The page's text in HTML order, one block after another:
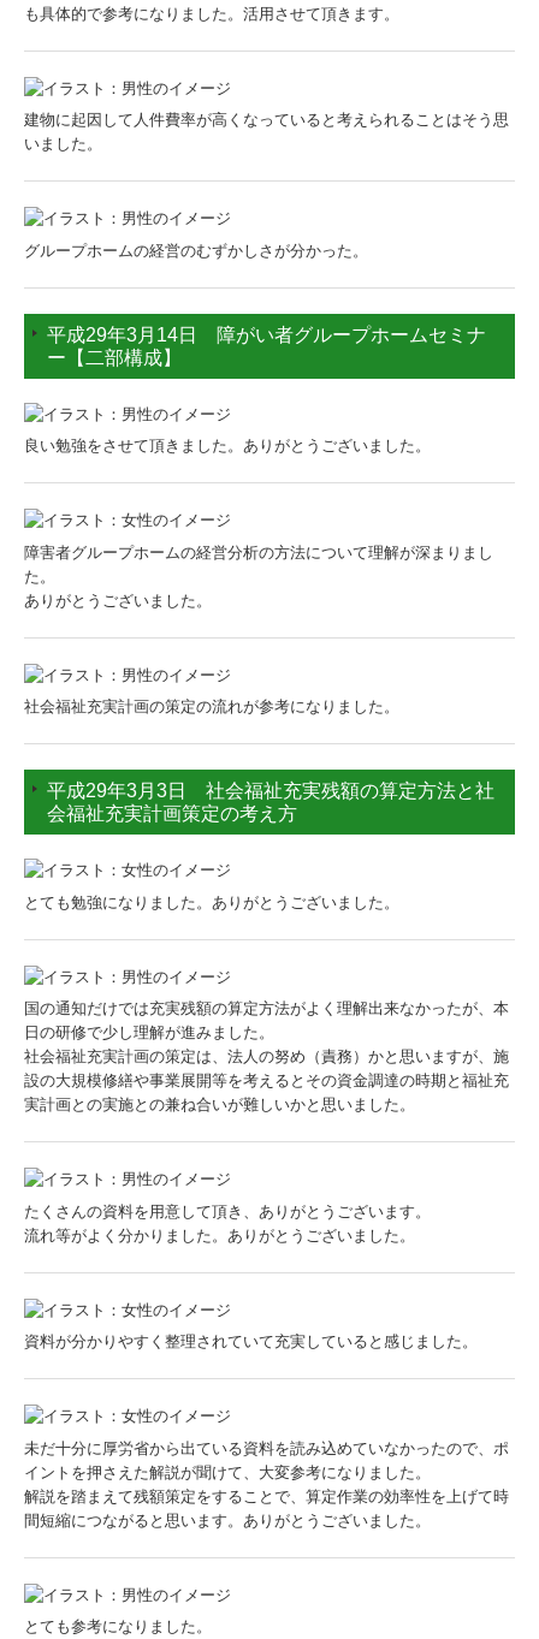
も具体的で参考になりました。活用させて頂きます。
建物に起因して人件費率が高くなっていると考えられることはそう思
いました。
グループホームの経営のむずかしさが分かった。
平成29年3月14日 障がい者グループホームセミナ
ー【二部構成】
良い勉強をさせて頂きました。ありがとうございました。
障害者グループホームの経営分析の方法について理解が深まりまし
た。
ありがとうございました。
社会福祉充実計画の策定の流れが参考になりました。
平成29年3月3日 社会福祉充実残額の算定方法と社
会福祉充実計画策定の考え方
とても勉強になりました。ありがとうございました。
国の通知だけでは充実残額の算定方法がよく理解出来なかったが、本
日の研修で少し理解が進みました。
社会福祉充実計画の策定は、法人の努め（責務）かと思いますが、施
設の大規模修繕や事業展開等を考えるとその資金調達の時期と福祉充
実計画との実施との兼ね合いが難しいかと思いました。
たくさんの資料を用意して頂き、ありがとうございます。
流れ等がよく分かりました。ありがとうございました。
資料が分かりやすく整理されていて充実していると感じました。
未だ十分に厚労省から出ている資料を読み込めていなかったので、ポ
イントを押さえた解説が聞けて、大変参考になりました。
解説を踏まえて残額策定をすることで、算定作業の効率性を上げて時
間短縮につながると思います。ありがとうございました。
とても参考になりました。